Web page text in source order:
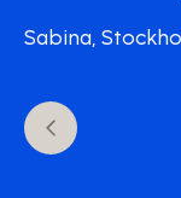
Sabina,